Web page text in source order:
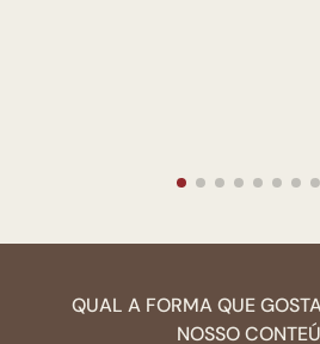
QUAL A FORMA QUE
NOSSO